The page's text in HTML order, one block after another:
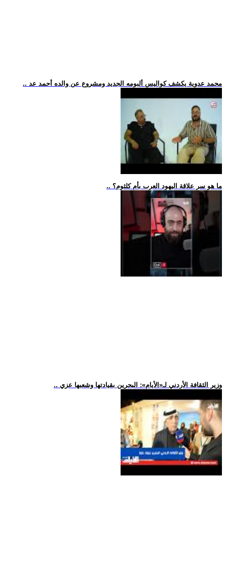
.. محمد عدوية يكشف كواليس ألبومه الجديد ومشروع عن والده أحمد عد
.. ما هو سر علاقة اليهود العرب بأم كلثوم؟
.. وزير الثقافة الأردني لـ«الأيام»: البحرين بقيادتها وشعبها عزي